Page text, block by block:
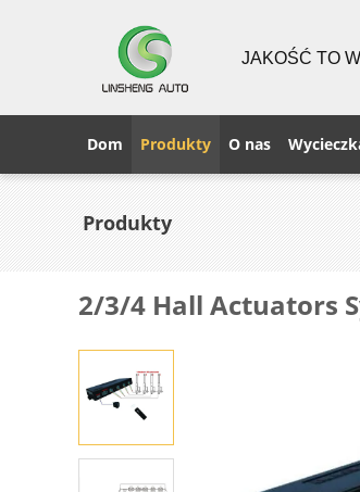
JAKOŚĆ TO
Dom Produkty O nas
Produkty
2/3/4 Hall Actuators